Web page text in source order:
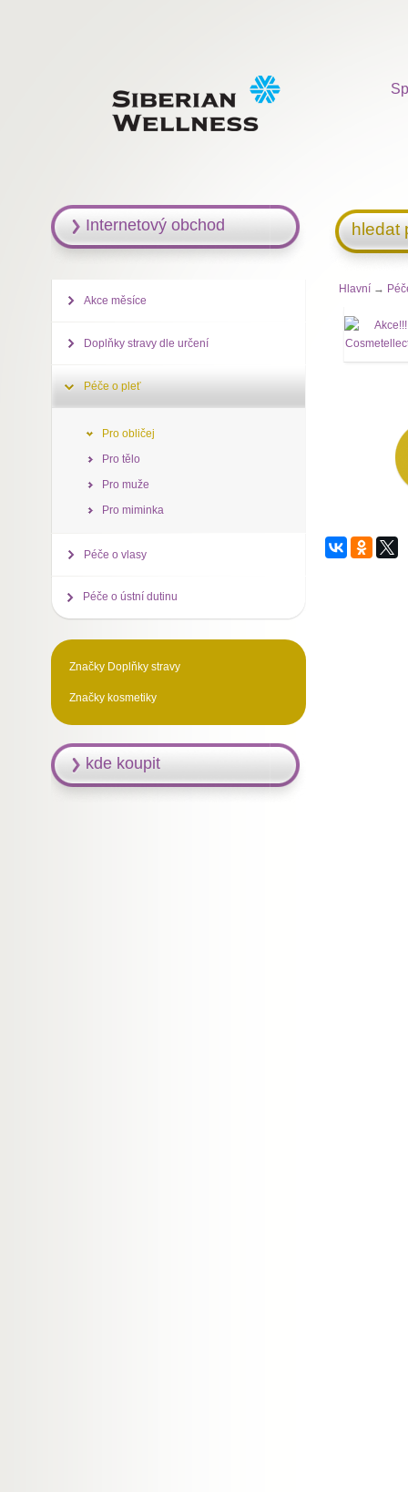
hledat
Hlavní →
Internetový obchod
Akce měsíce
Doplňky stravy dle určení
Péče o pleť
Pro obličej
Pro tělo
Pro muže
Pro miminka
Péče o vlasy
Péče o ústní dutinu
Značky Doplňky stravy
Značky kosmetiky
kde koupit